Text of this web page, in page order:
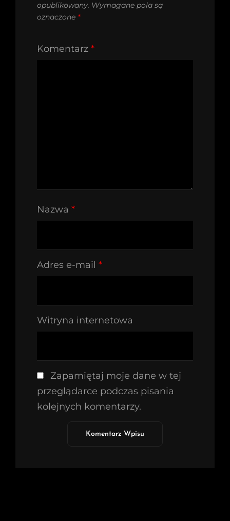
opublikowany. Wymagane pola są
oznaczone *
Komentarz *
Nazwa *
Adres e-mail *
Witryna internetowa
Zapamiętaj moje dane w tej
przeglądarce podczas pisania
kolejnych komentarzy.